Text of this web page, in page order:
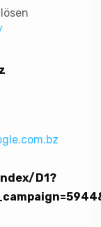
d1?